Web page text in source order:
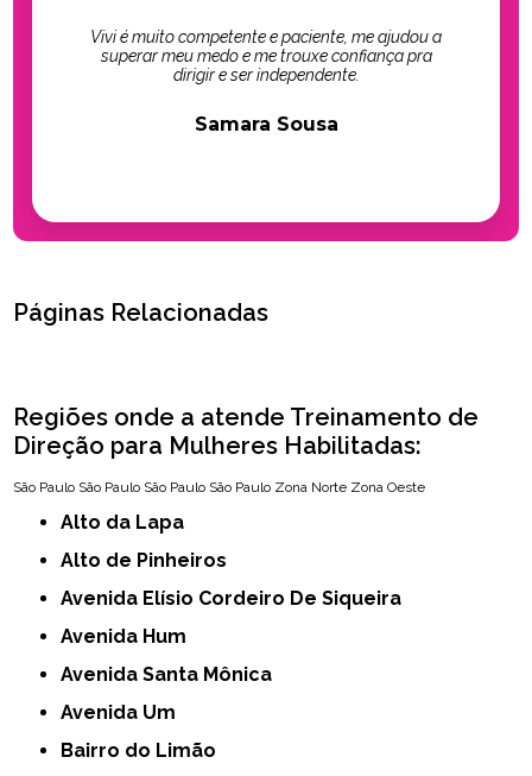
Vivi é muito competente e paciente, me ajudou a
superar meu medo e me trouxe confiança pra
dirigir e ser independente.
Samara Sousa
Páginas Relacionadas
Regiões onde a atende Treinamento de
Direção para Mulheres Habilitadas:
São Paulo São Paulo São Paulo São Paulo Zona Norte Zona Oeste
Alto da Lapa
Alto de Pinheiros
Avenida Elísio Cordeiro De Siqueira
Avenida Hum
Avenida Santa Mônica
Avenida Um
Bairro do Limão